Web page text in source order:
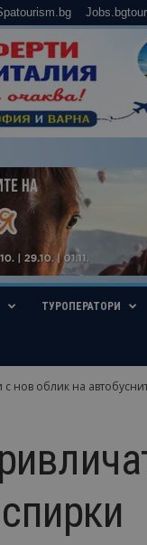
ТУРОПЕРАТОРИ
нов облик на